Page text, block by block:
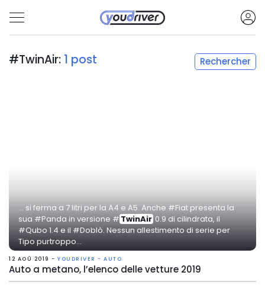
#TwinAir: 1 post Rechercher
... si ferma a 7 litri per la A4 e A5. Anche #Fiat presenta la
sua #Panda in versione # TwinAir 0.9 di cilindrata, il
#Qubo 1.4 e il #Doblò. Nessun allestimento di serie per
Tipo purtroppo...
12 AOÛ 2019 - YOUDRIVER - AUTO
Auto a metano, l’elenco delle vetture 2019